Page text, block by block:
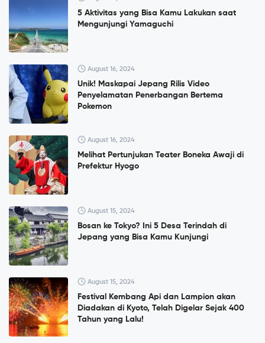
5 Aktivitas yang Bisa Kamu Lakukan saat
Mengunjungi Yamaguchi
August 16, 2024
Unik! Maskapai Jepang Rilis Video
Penyelamatan Penerbangan Bertema
Pokemon
August 16, 2024
Melihat Pertunjukan Teater Boneka Awaji di
Prefektur Hyogo
August 15, 2024
Bosan ke Tokyo? Ini 5 Desa Terindah di
Jepang yang Bisa Kamu Kunjungi
August 15, 2024
Festival Kembang Api dan Lampion akan
Diadakan di Kyoto, Telah Digelar Sejak 400
Tahun yang Lalu!